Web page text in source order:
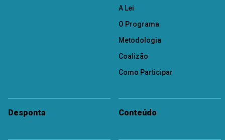
A Lei
O Programa
Metodologia
Coalizão
Como Participar
Desponta Conteúdo